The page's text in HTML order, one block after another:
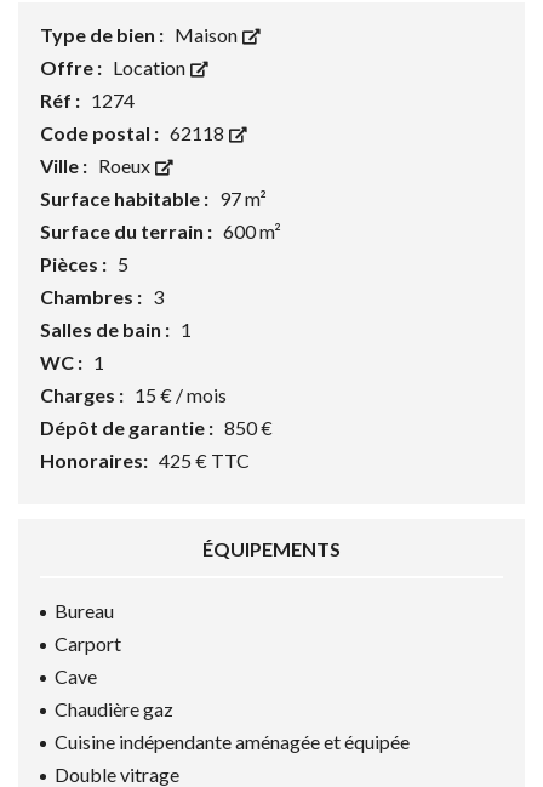
Type de bien : Maison
Offre : Location
Réf : 1274
Code postal : 62118
Ville : Roeux
Surface habitable : 97 m²
Surface du terrain : 600 m²
Pièces : 5
Chambres : 3
Salles de bain : 1
WC : 1
Charges : 15 € / mois
Dépôt de garantie : 850 €
Honoraires: 425 € TTC
ÉQUIPEMENTS
Bureau
Carport
Cave
Chaudière gaz
Cuisine indépendante aménagée et équipée
Double vitrage